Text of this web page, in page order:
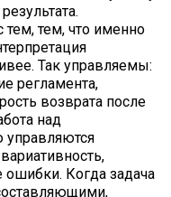
тем, тем, что именно
Так управляемы:
регламента,
возврата после
над
управляются
ошибки. Когда задача